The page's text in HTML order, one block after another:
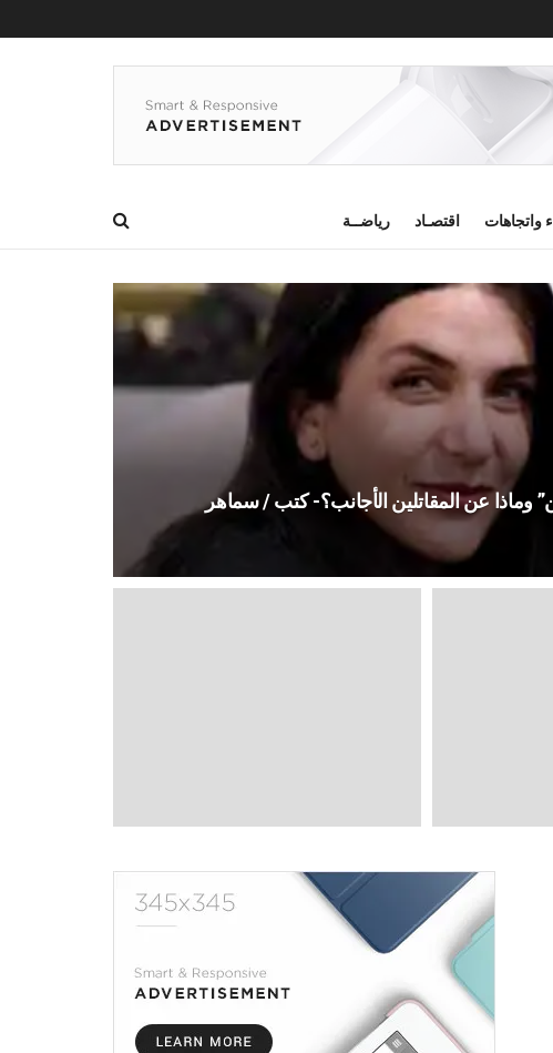
واتجاهات اقتصـاد رياضــة
وماذا عن المقاتلين الأجانب؟- كتب / سماهر